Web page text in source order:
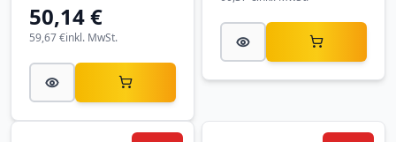
50,14 €
inkl. MwSt.
59,67 €